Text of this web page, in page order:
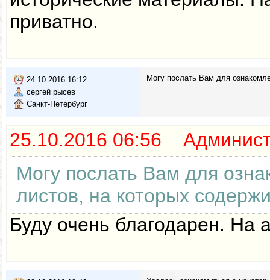
приватно.
24.10.2016 16:12
сергей рысев
Санкт-Петербург
Могу послать Вам для
25.10.2016 06:56
Могу послать Вам для
листов, на которых
Буду очень благодарен. На